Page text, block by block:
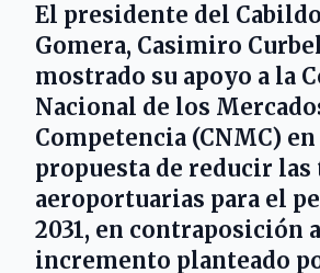
El presidente del
Gomera, Casimiro
mostrado su apoyo a la
Nacional de los
Competencia (CNMC) en
propuesta de reducir las
aeroportuarias para el
2031, en contraposición
incremento planteado